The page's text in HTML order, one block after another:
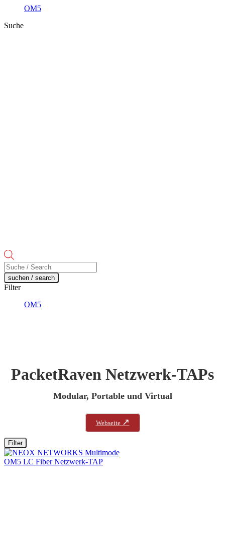
OM5
Suche
Products
search
suchen / search
Filter
OM5
PacketRaven Netzwerk-TAPs
Modular, Portable und Virtual
Webseite ↗
Filter